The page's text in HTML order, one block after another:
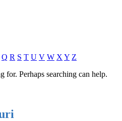
Q R S T U V W X Y Z
for. Perhaps searching can help.